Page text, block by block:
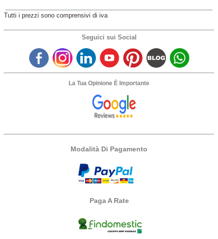
Tutti i prezzi sono comprensivi di iva
Seguici sui Social
La Tua Opinione È Importante
Modalità Di Pagamento
Paga A Rate